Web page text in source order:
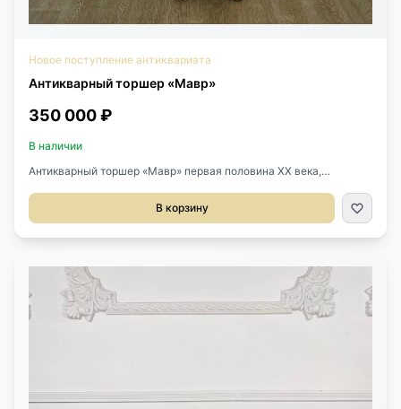
Новое поступление антиквариата
Антикварный торшер «Мавр»
350 000 ₽
В наличии
Антикварный торшер «Мавр» первая половина XX века,
44х35х164h см.
В корзину